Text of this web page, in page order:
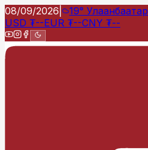
08/09/2026 19° Улаанбаатар
USD ₮--EUR ₮--CNY ₮--